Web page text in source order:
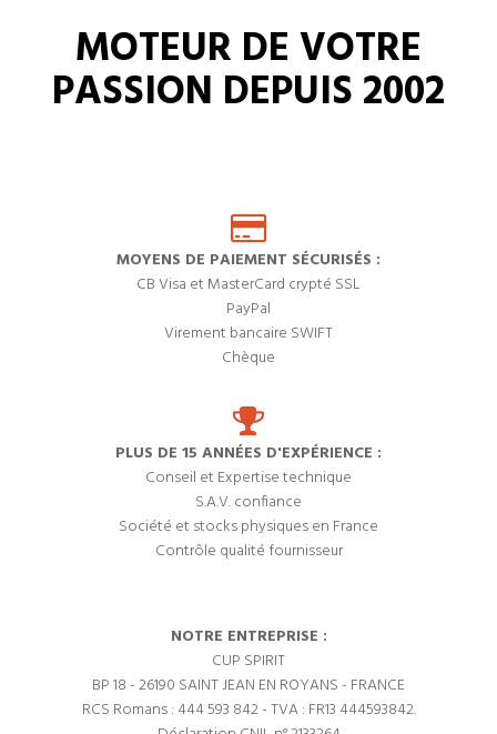
MOTEUR DE VOTRE
PASSION DEPUIS 2002
MOYENS DE PAIEMENT SÉCURISÉS :
CB Visa et MasterCard crypté SSL
PayPal
Virement bancaire SWIFT
Chèque
PLUS DE 15 ANNÉES D'EXPÉRIENCE :
Conseil et Expertise technique
S.A.V. confiance
Société et stocks physiques en France
Contrôle qualité fournisseur
NOTRE ENTREPRISE :
CUP SPIRIT
BP 18 - 26190 SAINT JEAN EN ROYANS - FRANCE
RCS Romans : 444 593 842 - TVA : FR13 444593842.